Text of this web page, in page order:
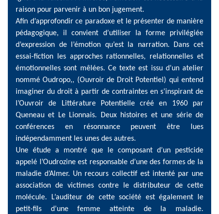
raison pour parvenir à un bon jugement.
Afin d’approfondir ce paradoxe et le présenter de manière
pédagogique, il convient d’utiliser la forme privilégiée
d’expression de l’émotion qu’est la narration. Dans cet
essai-fiction les approches rationnelles, relationnelles et
émotionnelles sont mêlées. Ce texte est issu d’un atelier
nommé Oudropo,, (Ouvroir de Droit Potentiel) qui entend
imaginer du droit à partir de contraintes en s’inspirant de
l’Ouvroir de Littérature Potentielle créé en 1960 par
Queneau et Le Lionnais. Deux histoires et une série de
conférences en résonnance peuvent être lues
indépendamment les unes des autres.
Une étude a montré que le composant d’un pesticide
appelé l’Oudrozine est responsable d’une des formes de la
maladie d’Almer. Un recours collectif est intenté par une
association de victimes contre le distributeur de cette
molécule. L’auditeur de cette société est également le
petit-fils d’une femme atteinte de la maladie.